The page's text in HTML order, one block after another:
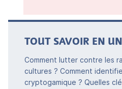
TOUT SAVOIR EN
Comment lutter contre les
cultures ? Comment
cryptogamique ? Quelles